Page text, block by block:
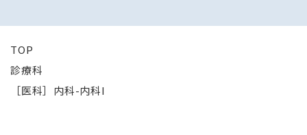
TOP
診療科
［医科］内科-内科I